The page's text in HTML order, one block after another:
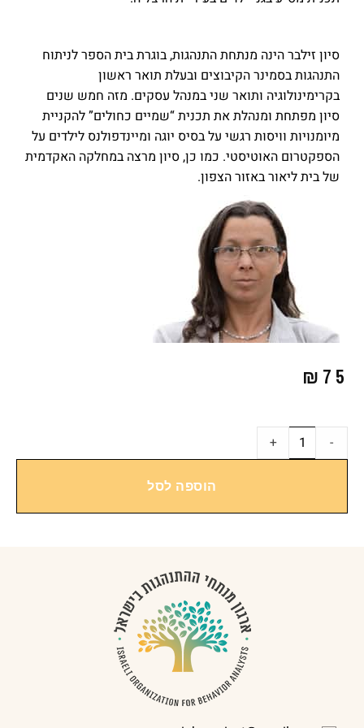
סיון זילבר הינה מנתחת התנהגות, בוגרת בית הספר לניתוח
התנהגות בסמינר הקיבוצים ובעלת תואר ראשון
בקרימינולוגיה ותואר שני במנהל עסקים. מזה חמש שנים
סיון מפתחת ומנהלת את תכנית “שמיים כחולים” להקניית
מיומנויות וויסות רגשי על בסיס יוגה ומיינדפולנס לילדים על
הספקטרום האוטיסטי. כמו כן, סיון מרצה במחלקה האקדמית
של בית ליאור באזור הצפון.
₪ 75
-
+
הוספה לסל